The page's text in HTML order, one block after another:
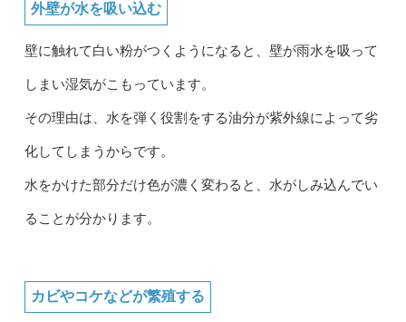
外壁が水を吸い込む
壁に触れて白い粉がつくようになると、壁が雨水を吸って
しまい湿気がこもっています。
その理由は、水を弾く役割をする油分が紫外線によって劣
化してしまうからです。
水をかけた部分だけ色が濃く変わると、水がしみ込んでい
ることが分かります。
カビやコケなどが繁殖する